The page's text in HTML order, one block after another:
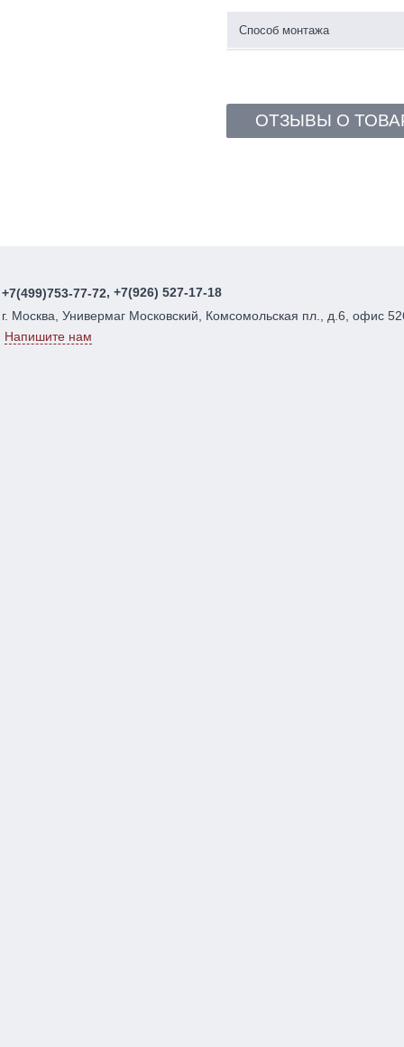
Способ монтажа
ОТЗЫВЫ О
+7(499)753-77-72, +7(926) 527-17-18
г. Москва, Универмаг Московский, Комсомольская пл., д.6, офис
Напишите нам